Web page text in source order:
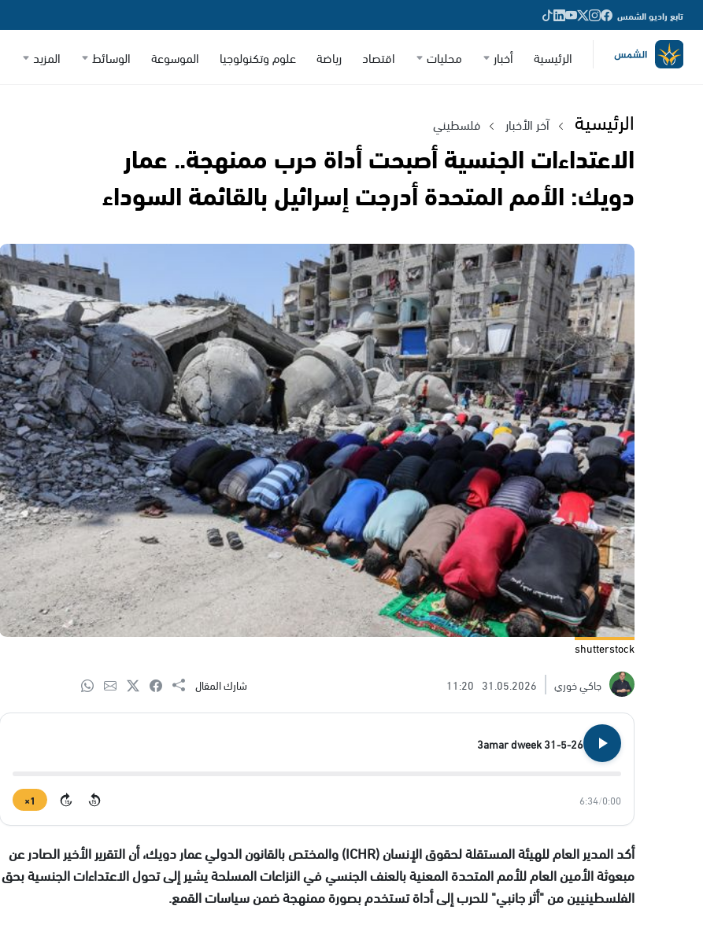
تابع راديو الشمس
الرئيسية أخبار محليات اقتصاد رياضة علوم وتكنولوجيا الموسوعة الوسائط المزيد
الرئيسية آخر الأخبار فلسطيني
الاعتداءات الجنسية أصبحت أداة حرب ممنهجة.. عمار
دويك: الأمم المتحدة أدرجت إسرائيل بالقائمة السوداء
shutterstock
جاكي خوري
31.05.2026
11:20 شارك المقال
3amar dweek 31-5-26
0:00
/
6:34
15
15
1×
أكد المدير العام للهيئة المستقلة لحقوق الإنسان (ICHR) والمختص بالقانون الدولي عمار دويك، أن التقرير الأخير الصادر عن
مبعوثة الأمين العام للأمم المتحدة المعنية بالعنف الجنسي في النزاعات المسلحة يشير إلى تحول الاعتداءات الجنسية بحق
الفلسطينيين من "أثر جانبي" للحرب إلى أداة تستخدم بصورة ممنهجة ضمن سياسات القمع.